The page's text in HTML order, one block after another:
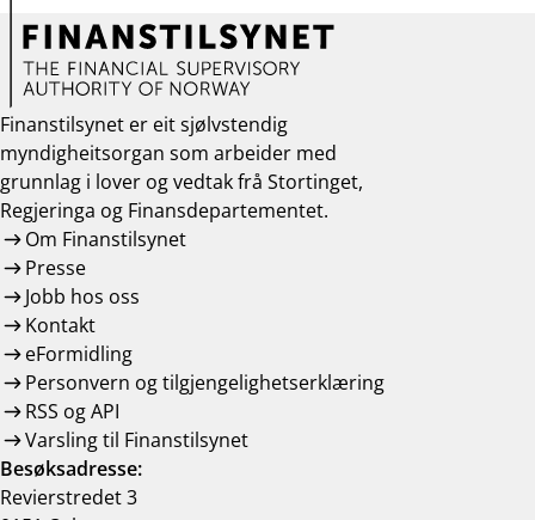
Finanstilsynet er eit sjølvstendig
myndigheitsorgan som arbeider med
grunnlag i lover og vedtak frå Stortinget,
Regjeringa og Finansdepartementet.
Om Finanstilsynet
Presse
Jobb hos oss
Kontakt
eFormidling
Personvern og tilgjengelighetserklæring
RSS og API
Varsling til Finanstilsynet
Besøksadresse:
Revierstredet 3